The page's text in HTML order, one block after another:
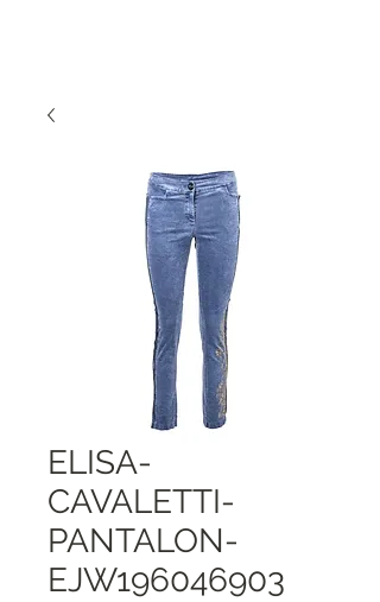
ELISA-
CAVALETTI-
PANTALON-
EJW196046903